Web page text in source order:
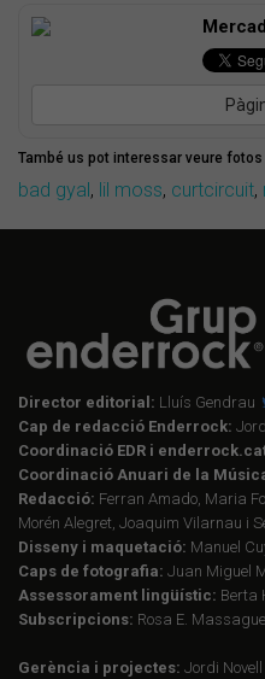
També us pot interessar veure fotos
bad gyal, lil moss, curtcircuit,
Director editorial: Lluís Gendrau
Cap de redacció Enderrock:
Coordinació EDR i
Coordinació Anuari de la
Redacció: Ferran Amado, Maria
Morén Alegret, Joaquim Vilarnau i
Disseny i maquetació: Manuel
Caps de fotografia: Juan Miguel
Assessorament lingüístic: Berta
Subscripcions: Rosa E.
Gerència i projectes: Jordi Novell